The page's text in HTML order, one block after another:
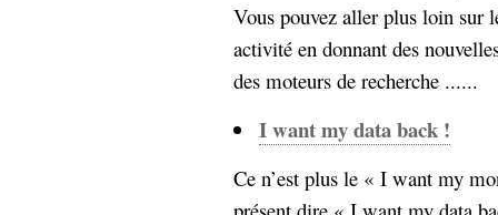
Vous pouvez aller plus loin sur
activité en donnant des
des moteurs de recherche ......
I want my data back !
Ce n’est plus le « I want my